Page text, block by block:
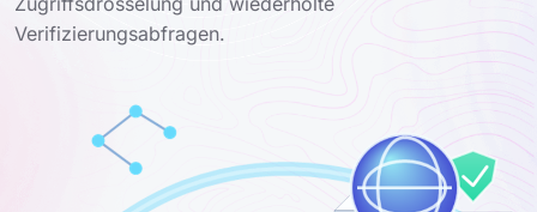
Verifizierungsabfragen.